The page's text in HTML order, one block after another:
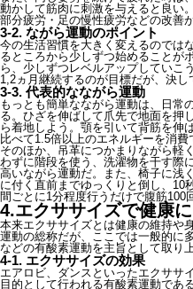
動かして筋肉に刺激を与えると良い
部分疲労・足の慢性疲労などの改善
3-2. ながら運動のポイント
今の生活習慣を大きく変えるのでは
るところから少しずつ始めることが
ら、少しずつレベルアップしていこ
1,2ヵ月継続するのが目標だが、決し
3-3. 代表的なながら運動
もっとも簡単なながら運動は、日常
る。ひざを伸ばして爪先で地面を押
ら着地しよう。顎を引いて背筋を伸
比べて1.5倍以上のエネルギーを消費
そのほか、吊革につかまりながら軽
わずに階段を使う、洗濯物を干す際
高いながら運動だ。また、椅子に浅
に付く直前までゆっくりと倒し、10
間ごとに1分程度行うだけで腹筋100
4.エクササイズで健康に
本来エクササイズとは健康の維持や
運動の総称だが、ここでは一般的に
などの有酸素運動を主旨として取り
4-1. エクササイズの効果
エアロビ、ダンスといったエクササ
目的として行われる有酸素運動であ